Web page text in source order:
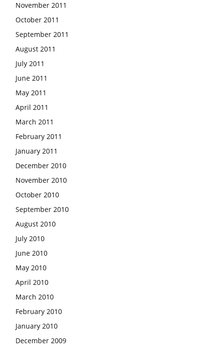
November 2011
October 2011
September 2011
August 2011
July 2011
June 2011
May 2011
April 2011
March 2011
February 2011
January 2011
December 2010
November 2010
October 2010
September 2010
August 2010
July 2010
June 2010
May 2010
April 2010
March 2010
February 2010
January 2010
December 2009